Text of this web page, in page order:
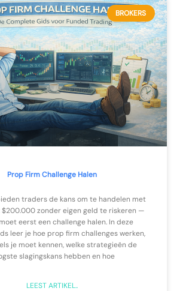
BROKERS
Prop Firm Challenge Halen
traders de kans om te handelen met
zonder eigen geld te riskeren —
eerst een challenge halen. In deze
leer je hoe prop firm challenges werken,
je moet kennen, welke strategieën de
slagingskans hebben en hoe
LEEST ARTIKEL..